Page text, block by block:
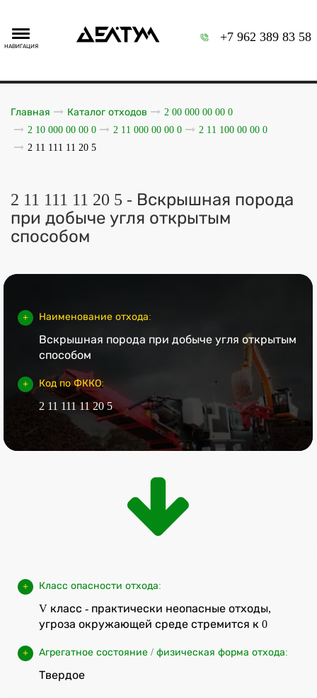
НАВИГАЦИЯ
+7 962 389 83 58
Главная Каталог отходов
2 00 000 00 00 0
2 10 000 00 00 0
2 11 000 00 00 0
2 11 100 00 00 0
2 11 111 11 20 5
2 11 111 11 20 5 - Вскрышная порода
при добыче угля открытым
способом
Наименование отхода:
Вскрышная порода при добыче угля открытым
способом
Код по ФККО:
2 11 111 11 20 5
Класс опасности отхода:
V класс - практически неопасные отходы,
угроза окружающей среде стремится к 0
Агрегатное состояние / физическая форма отхода:
Твердое